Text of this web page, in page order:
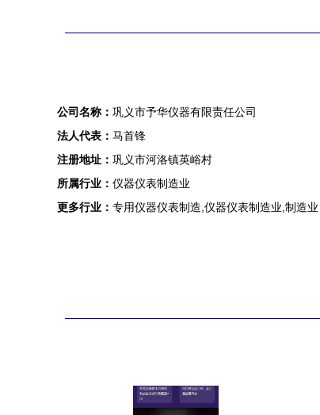
公司名称： 巩义市予华仪器有限责任公司
法人代表： 马首锋
注册地址： 巩义市河洛镇英峪村
所属行业： 仪器仪表制造业
更多行业： 专用仪器仪表制造,仪器仪表制造业,制造业